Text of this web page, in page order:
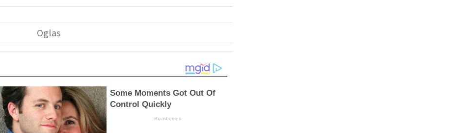
Some Moments Got Out Of
Control Quickly
Brainberries